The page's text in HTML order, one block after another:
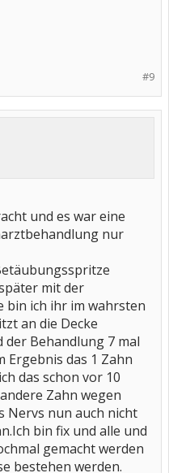
#9
und es war eine
nur
mit der
bin ich ihr im wahrsten
an die Decke
der Behandlung 7 mal
Ergebnis das 1 Zahn
das schon vor 10
Zahn wegen
Nervs nun auch nicht
bin fix und alle und
gemacht werden
bestehen werden.